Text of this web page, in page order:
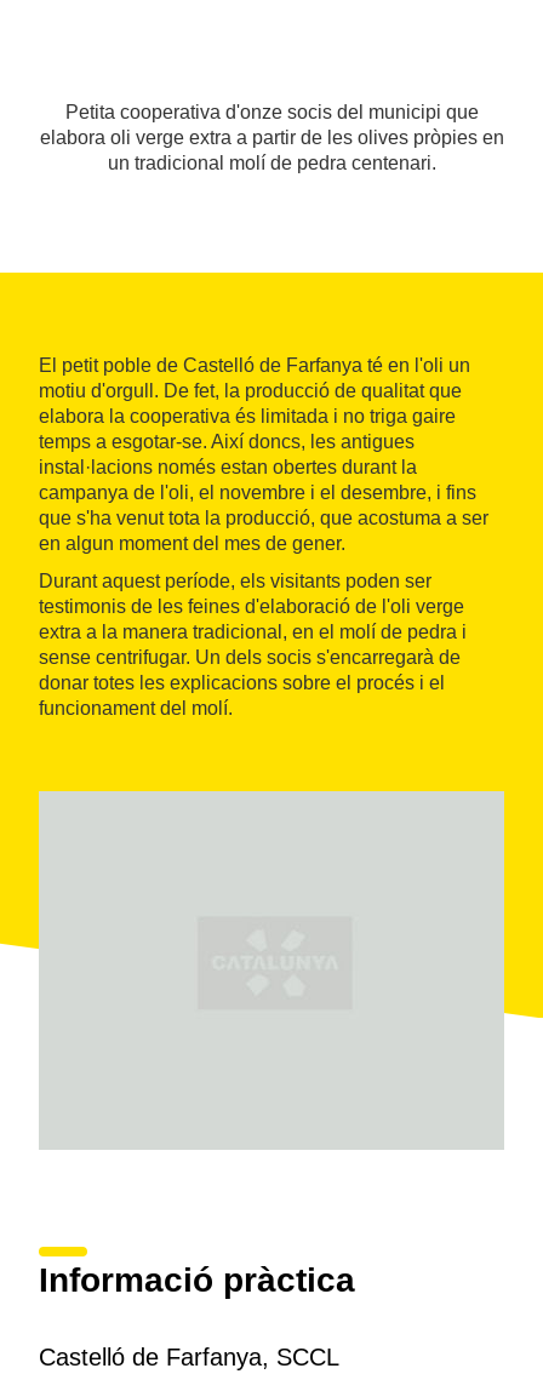
Petita cooperativa d'onze socis del municipi que
elabora oli verge extra a partir de les olives pròpies en
un tradicional molí de pedra centenari.
El petit poble de Castelló de Farfanya té en l'oli un
motiu d'orgull. De fet, la producció de qualitat que
elabora la cooperativa és limitada i no triga gaire
temps a esgotar-se. Així doncs, les antigues
instal·lacions només estan obertes durant la
campanya de l'oli, el novembre i el desembre, i fins
que s'ha venut tota la producció, que acostuma a ser
en algun moment del mes de gener.
Durant aquest període, els visitants poden ser
testimonis de les feines d'elaboració de l'oli verge
extra a la manera tradicional, en el molí de pedra i
sense centrifugar. Un dels socis s'encarregarà de
donar totes les explicacions sobre el procés i el
funcionament del molí.
Informació pràctica
Castelló de Farfanya, SCCL